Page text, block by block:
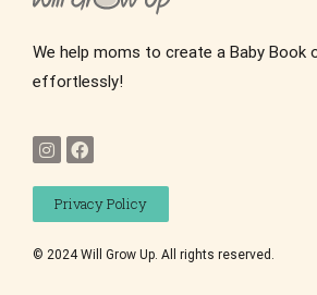
We help moms to create a Baby Book
effortlessly!
Privacy Policy
© 2024 Will Grow Up. All rights reserved.